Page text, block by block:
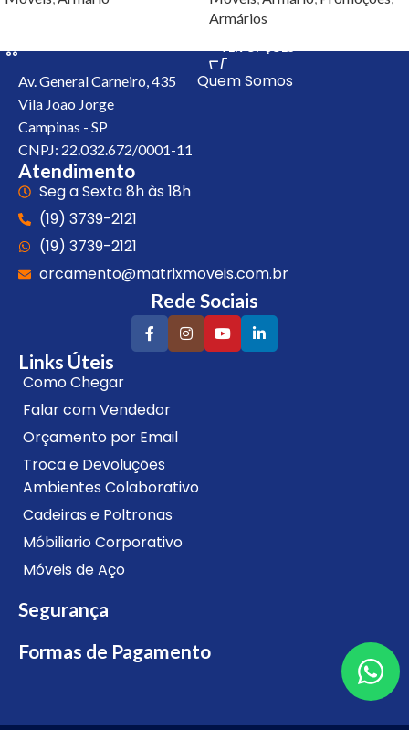
Armários
Av. General Carneiro, 435
Vila Joao Jorge
Campinas - SP
CNPJ: 22.032.672/0001-11
Quem Somos
Atendimento
Seg a Sexta 8h às 18h
(19) 3739-2121
(19) 3739-2121
orcamento@matrixmoveis.com.br
Rede Sociais
Links Úteis
Como Chegar
Falar com Vendedor
Orçamento por Email
Troca e Devoluções
Ambientes Colaborativo
Cadeiras e Poltronas
Móbiliario Corporativo
Móveis de Aço
Segurança
Formas de Pagamento